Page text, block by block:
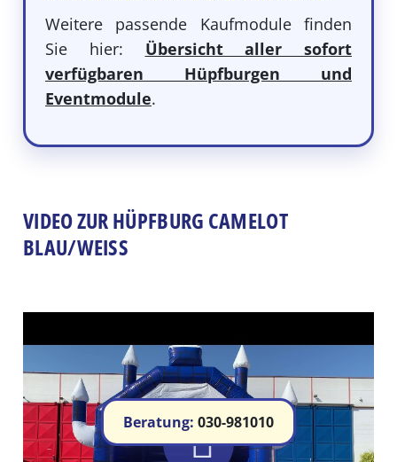
Beratung: 030-981010
Weitere passende Kaufmodule finden
Sie hier: Übersicht aller sofort
verfügbaren Hüpfburgen und
Eventmodule.
VIDEO ZUR HÜPFBURG CAMELOT
BLAU/WEISS